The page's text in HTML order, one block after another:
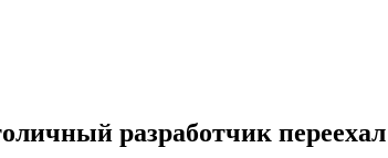
разработчик